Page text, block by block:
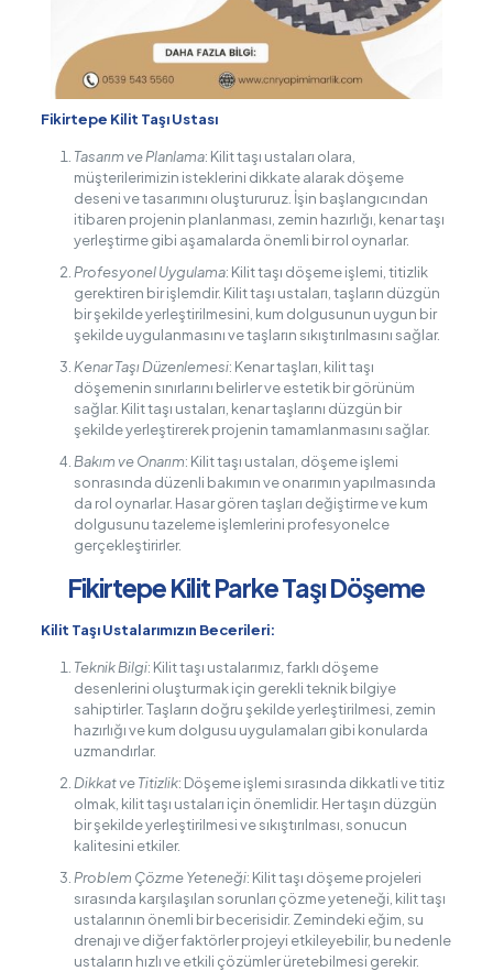
Fikirtepe Kilit Taşı Ustası
Tasarım ve Planlama: Kilit taşı ustaları olara,
müşterilerimizin isteklerini dikkate alarak döşeme
deseni ve tasarımını oluştururuz. İşin başlangıcından
itibaren projenin planlanması, zemin hazırlığı, kenar taşı
yerleştirme gibi aşamalarda önemli bir rol oynarlar.
Profesyonel Uygulama: Kilit taşı döşeme işlemi, titizlik
gerektiren bir işlemdir. Kilit taşı ustaları, taşların düzgün
bir şekilde yerleştirilmesini, kum dolgusunun uygun bir
şekilde uygulanmasını ve taşların sıkıştırılmasını sağlar.
Kenar Taşı Düzenlemesi: Kenar taşları, kilit taşı
döşemenin sınırlarını belirler ve estetik bir görünüm
sağlar. Kilit taşı ustaları, kenar taşlarını düzgün bir
şekilde yerleştirerek projenin tamamlanmasını sağlar.
Bakım ve Onarım: Kilit taşı ustaları, döşeme işlemi
sonrasında düzenli bakımın ve onarımın yapılmasında
da rol oynarlar. Hasar gören taşları değiştirme ve kum
dolgusunu tazeleme işlemlerini profesyonelce
gerçekleştirirler.
Fikirtepe Kilit Parke Taşı Döşeme
Kilit Taşı Ustalarımızın Becerileri:
Teknik Bilgi: Kilit taşı ustalarımız, farklı döşeme
desenlerini oluşturmak için gerekli teknik bilgiye
sahiptirler. Taşların doğru şekilde yerleştirilmesi, zemin
hazırlığı ve kum dolgusu uygulamaları gibi konularda
uzmandırlar.
Dikkat ve Titizlik: Döşeme işlemi sırasında dikkatli ve titiz
olmak, kilit taşı ustaları için önemlidir. Her taşın düzgün
bir şekilde yerleştirilmesi ve sıkıştırılması, sonucun
kalitesini etkiler.
Problem Çözme Yeteneği: Kilit taşı döşeme projeleri
sırasında karşılaşılan sorunları çözme yeteneği, kilit taşı
ustalarının önemli bir becerisidir. Zemindeki eğim, su
drenajı ve diğer faktörler projeyi etkileyebilir, bu nedenle
ustaların hızlı ve etkili çözümler üretebilmesi gerekir.